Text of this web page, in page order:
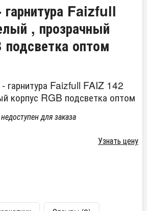
Faizfull
, прозрачный
подсветка оптом
гарнитура Faizfull FAIZ 142
корпус RGB подсветка оптом
для заказа
Узнать цену